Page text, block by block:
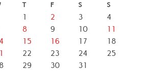
T F S S
1 2 3
4
8 9 10
11
15 16 17
18
22 23 24
25
29 30
31